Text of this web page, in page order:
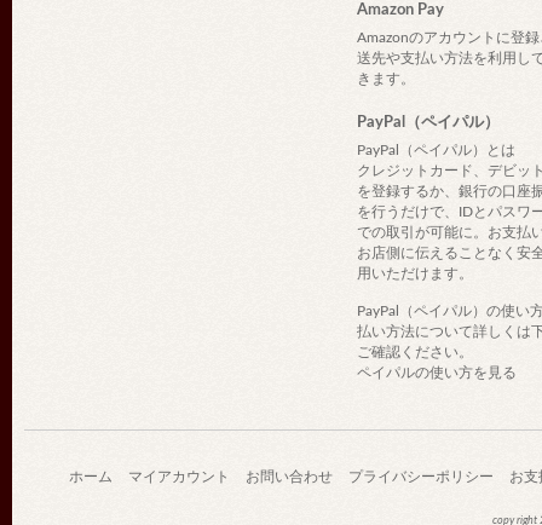
Amazon Pay
Amazonのアカウントに登
送先や支払い方法を利用し
きます。
PayPal（ペイパル）
PayPal（ペイパル）とは
クレジットカード、デビッ
を登録するか、銀行の口座
を行うだけで、IDとパスワ
での取引が可能に。お支払
お店側に伝えることなく安
用いただけます。
PayPal（ペイパル）の使い
払い方法について詳しくは
ご確認ください。
ペイパルの使い方を見る
ホーム マイアカウント お問い合わせ プライバシーポリシー お支
copy right